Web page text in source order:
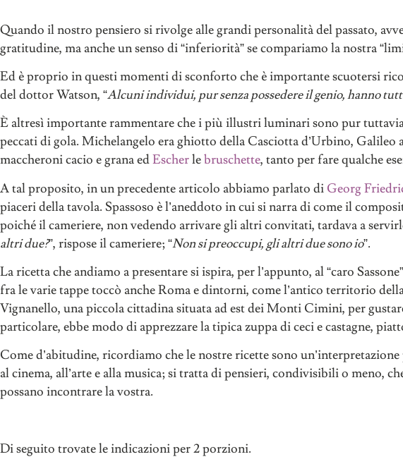
Quando il nostro pensiero si rivolge alle grandi personalità del passato,
gratitudine, ma anche un senso di “inferiorità” se compariamo la nostra
Ed è proprio in questi momenti di sconforto che è importante scuotersi
del dottor Watson, “Alcuni individui, pur senza possedere il genio, hanno
È altresì importante rammentare che i più illustri luminari sono pur
peccati di gola. Michelangelo era ghiotto della Casciotta d’Urbino, Galileo
maccheroni cacio e grana edEscherlebruschette, tanto per fare qualche
A tal proposito, in un precedente articolo abbiamo parlato di Georg
piaceri della tavola. Spassoso è l’aneddoto in cui si narra di come il
poiché il cameriere, non vedendo arrivare gli altri convitati, tardava a
altri due?”, rispose il cameriere; “Non si preoccupi, gli altri due sono io”.
La ricetta che andiamo a presentare si ispira, per l’appunto, al “caro
fra le varie tappe toccò anche Roma e dintorni, come l’antico territorio
Vignanello, una piccola cittadina situata ad est dei Monti Cimini, per
particolare, ebbe modo di apprezzare la tipica zuppa di ceci e castagne,
Come d’abitudine, ricordiamo che le nostre ricette sono
al cinema, all’arte e alla musica; si tratta di pensieri, condivisibili o meno,
possano incontrare la vostra.
Di seguito trovate le indicazioni per 2 porzioni.